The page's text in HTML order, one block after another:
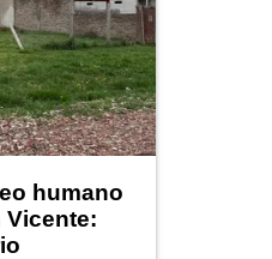
humano
Vicente: